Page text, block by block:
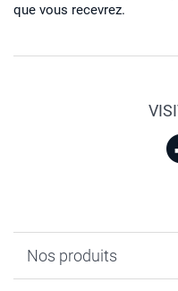
que vous recevrez.
Nos produits